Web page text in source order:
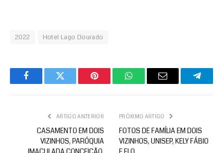
2022 Hotel Lago Dourado
FacebookTwitter Pinterest WhatsAppEmail
ARTIGO ANTERIOR
CASAMENTO EM DOIS
VIZINHOS, PARÓQUIA
PRÓXIMO ARTIGO
FOTOS DE FAMÍLIA EM DOIS
VIZINHOS, UNISEP, KELY FÁBIO